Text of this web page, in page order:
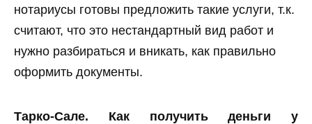
нотариусы готовы предложить такие услуги, т.к.
считают, что это нестандартный вид работ и
нужно разбираться и вникать, как правильно
оформить документы.
Тарко-Сале. Как получить деньги у